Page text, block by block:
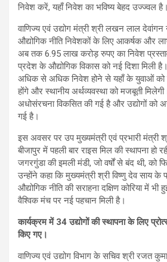
निवेश करें, यहाँ निवेश का भविष्य बेहद उज्ज्वल है।
वाणिज्य एवं उद्योग मंत्री श्री लखन लाल
औद्योगिक नीति निवेशकों के लिए आकर्षक और
अब तक 6.95 लाख करोड़ रुपए का निवेश
प्रदेश के औद्योगिक विकास को नई दिशा मिली
अधिक से अधिक निवेश होने से यहाँ के युवाओं को
होंगे और स्थानीय अर्थव्यवस्था को मजबूती
अधोसंरचना विकसित की गई है और उद्योगों को
गई है।
इस अवसर पर उप मुख्यमंत्री एवं प्रभारी मंत्री
बीजापुर में पहली बार राइस मिल की स्थापना हो
जगरगुंडा की इमली मंडी, जो वर्षों से बंद थी, को
उन्होंने कहा कि मुख्यमंत्री श्री विष्णु देव साय के
औद्योगिक नीति की सराहना दक्षिण कोरिया में
वैश्विक मंच पर नई पहचान मिली है।
कार्यक्रम में 34 उद्योगों की स्थापना के लिए
किए गए।
वाणिज्य एवं उद्योग विभाग के सचिव श्री रजत